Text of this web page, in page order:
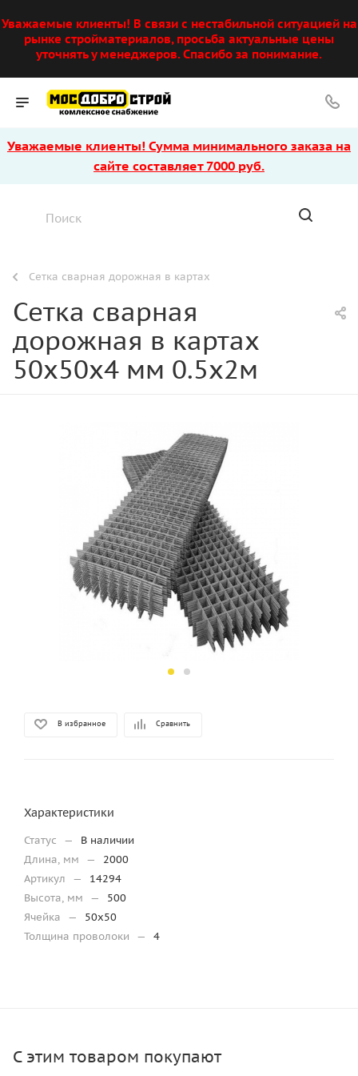
Уважаемые клиенты! В связи с нестабильной ситуацией на
рынке стройматериалов, просьба актуальные цены
уточнять у менеджеров. Спасибо за понимание.
Уважаемые клиенты! Сумма минимального заказа на
сайте составляет 7000 руб.
Сетка сварная дорожная в картах
Сетка сварная
дорожная в картах
50х50х4 мм 0.5х2м
В избранное Сравнить
Характеристики
Статус —
В наличии
Длина, мм
—
2000
Артикул
—
14294
Высота, мм
—
500
Ячейка
—
50х50
Толщина проволоки
— 4
С этим товаром покупают